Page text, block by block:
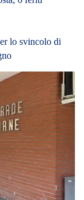
lo svincolo di